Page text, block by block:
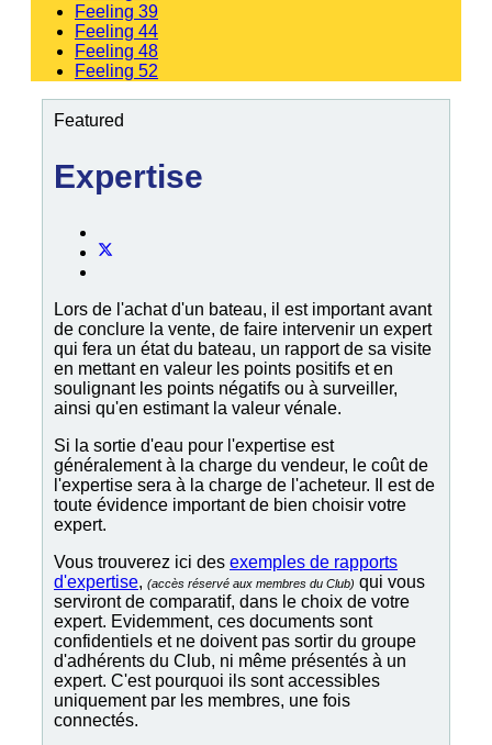
Feeling 39
Feeling 44
Feeling 48
Feeling 52
Featured
Expertise
Lors de l'achat d'un bateau, il est important avant
de conclure la vente, de faire intervenir un expert
qui fera un état du bateau, un rapport de sa visite
en mettant en valeur les points positifs et en
soulignant les points négatifs ou à surveiller,
ainsi qu'en estimant la valeur vénale.
Si la sortie d'eau pour l'expertise est
généralement à la charge du vendeur, le coût de
l'expertise sera à la charge de l'acheteur. Il est de
toute évidence important de bien choisir votre
expert.
Vous trouverez ici des exemples de rapports
d'expertise, (accès réservé aux membres du Club) qui vous
serviront de comparatif, dans le choix de votre
expert. Evidemment, ces documents sont
confidentiels et ne doivent pas sortir du groupe
d'adhérents du Club, ni même présentés à un
expert. C'est pourquoi ils sont accessibles
uniquement par les membres, une fois
connectés.